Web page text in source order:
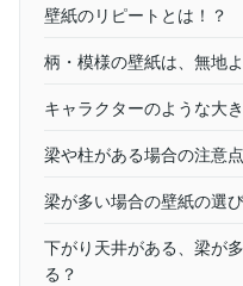
壁紙のリピートとは！？
柄・模様の壁紙は、無地
キャラクターのような大
梁や柱がある場合の注意点
梁が多い場合の壁紙の選
下がり天井がある、梁が
る？